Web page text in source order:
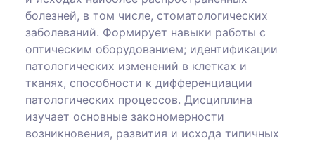
болезней, в том числе, стоматологических
заболеваний. Формирует навыки работы с
оптическим оборудованием; идентификации
патологических изменений в клетках и
тканях, способности к дифференциации
патологических процессов. Дисциплина
изучает основные закономерности
возникновения, развития и исхода типичных